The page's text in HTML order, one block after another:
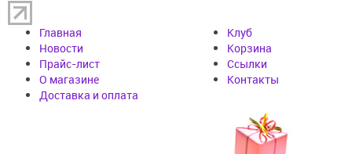
Главная
Новости
Прайс-лист
О магазине
Доставка и оплата
Клуб
Корзина
Cсылки
Контакты